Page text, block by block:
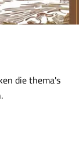
die thema's